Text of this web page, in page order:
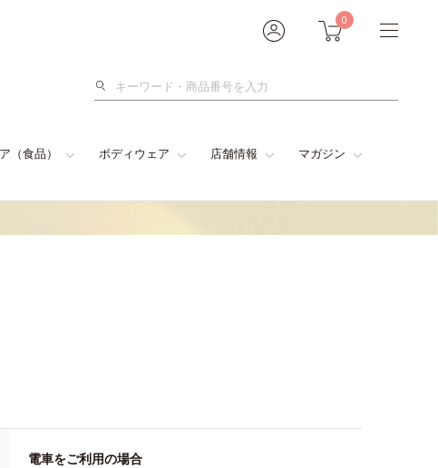
0
検
（食品） ボディウェア 店舗情報 マガジン
電車をご利用の場合